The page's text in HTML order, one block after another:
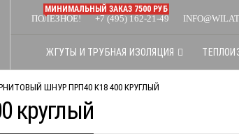
ПОЛЕЗНОЕ! +7 (495) 162-21-49
МИНИМАЛЬНЫЙ ЗАКАЗ 7500 РУБ
ЖГУТЫ И ТРУБНАЯ ИЗОЛЯЦИЯ
ШНУР ПРП40 К18 400 КРУГЛЫЙ
круглый